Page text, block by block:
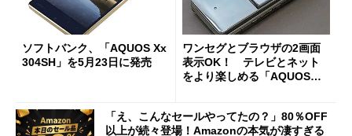
ソフトバンク、「AQUOS Xx
304SH」を5月23日に発売
ワンセグとブラウザの2画面
表示OK！ テレビとネット
をより楽しめる「AQUOSケ
「え、こんなセールやってたの？」80％OFF
以上が続々登場！Amazonの本気が凄すぎる